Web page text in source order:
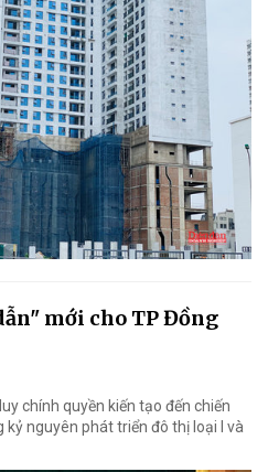
mới cho TP Đồng
chính quyền kiến tạo đến chiến
nguyên phát triển đô thị loại I và